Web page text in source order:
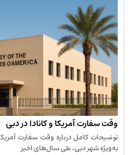
آمریکا و کانادا در دبی
درباره وقت سفارت آمریکا و کانادا در
دبی، طی سال‌های اخیر